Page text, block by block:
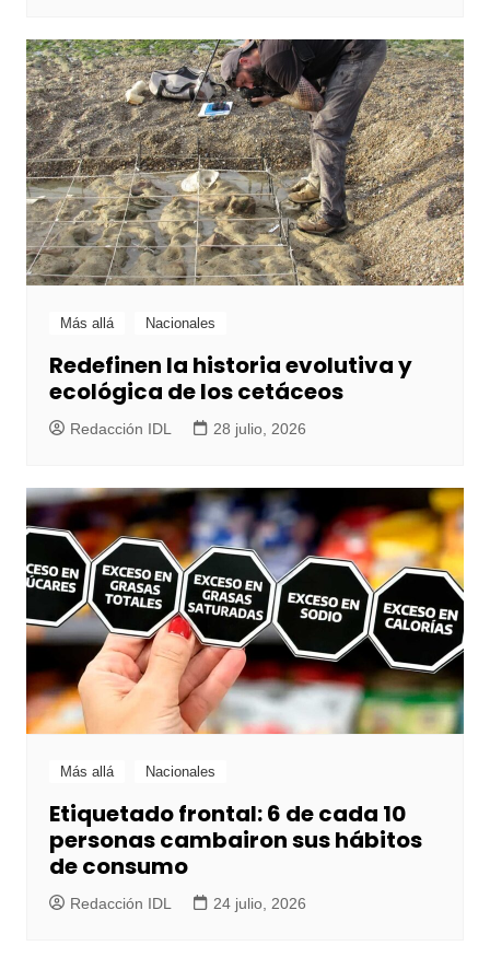
Más allá Nacionales
Redefinen la historia evolutiva y
ecológica de los cetáceos
Redacción IDL 28 julio, 2026
Más allá Nacionales
Etiquetado frontal: 6 de cada 10
personas cambairon sus hábitos
de consumo
Redacción IDL 24 julio, 2026